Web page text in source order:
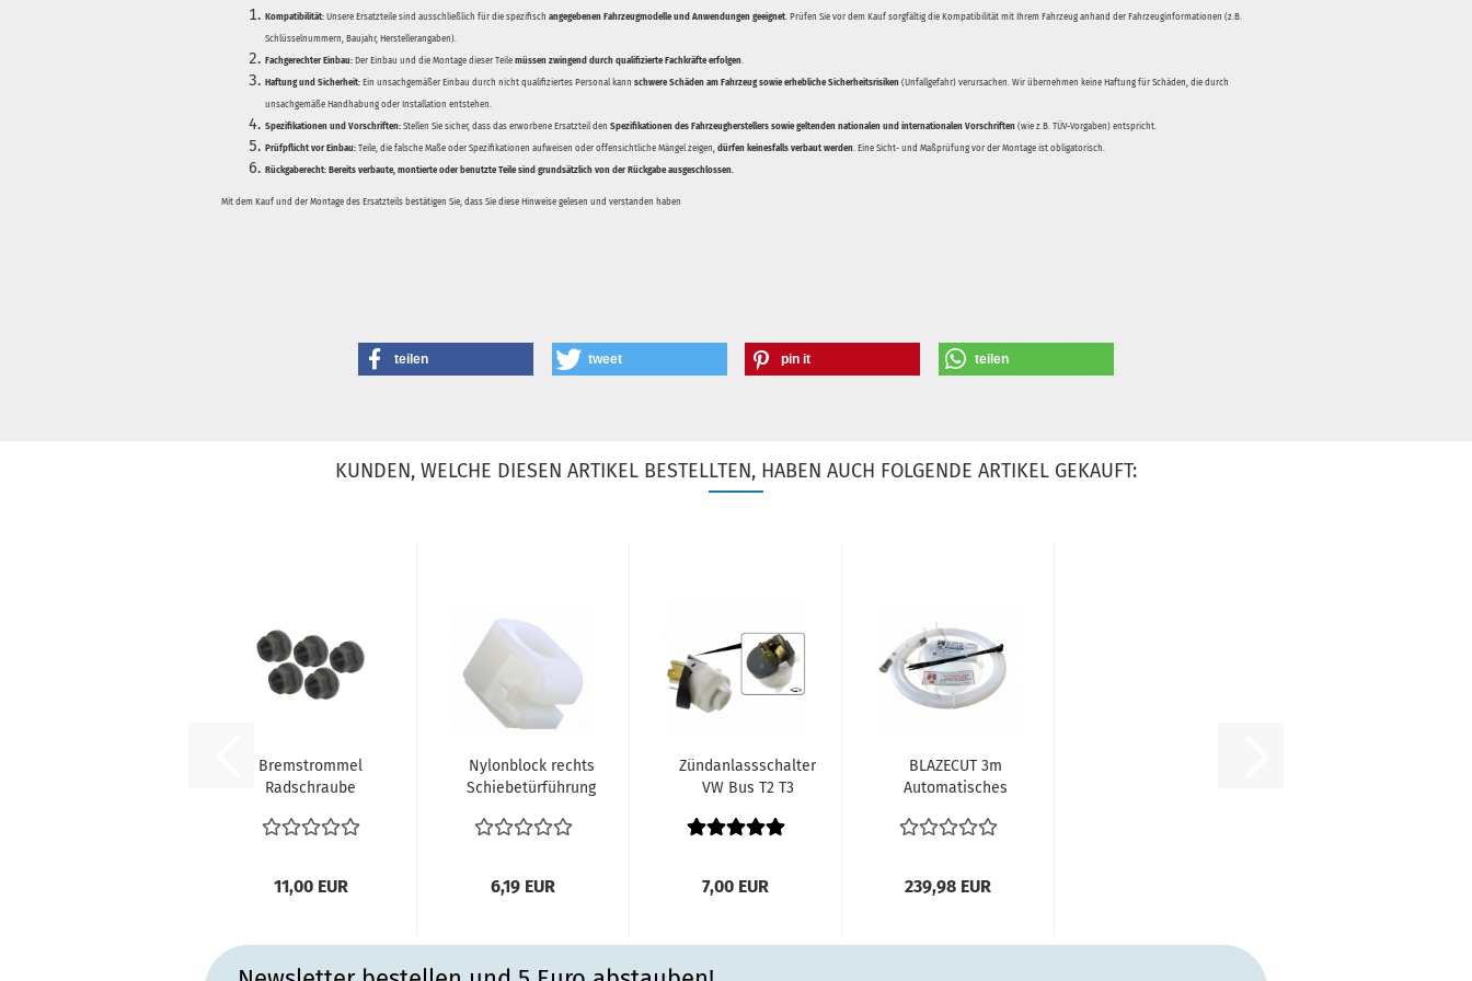
Kompatibilität: Unsere Ersatzteile sind ausschließlich für die spezifisch angegebenen Fahrzeugmodelle und Anwendungen geeignet. Prüfen Sie vor dem Kauf sorgfältig die Kompatibilität mit Ihrem Fahrzeug anhand der Fahrzeuginformationen (z.B.
Schlüsselnummern, Baujahr, Herstellerangaben).
Fachgerechter Einbau: Der Einbau und die Montage dieser Teile müssen zwingend durch qualifizierte Fachkräfte erfolgen.
Haftung und Sicherheit: Ein unsachgemäßer Einbau durch nicht qualifiziertes Personal kann schwere Schäden am Fahrzeug sowie erhebliche Sicherheitsrisiken (Unfallgefahr) verursachen. Wir übernehmen keine Haftung für Schäden, die durch
unsachgemäße Handhabung oder Installation entstehen.
Spezifikationen und Vorschriften: Stellen Sie sicher, dass das erworbene Ersatzteil den Spezifikationen des Fahrzeugherstellers sowie geltenden nationalen und internationalen Vorschriften (wie z.B. TÜV-Vorgaben) entspricht.
Prüfpflicht vor Einbau: Teile, die falsche Maße oder Spezifikationen aufweisen oder offensichtliche Mängel zeigen, dürfen keinesfalls verbaut werden. Eine Sicht- und Maßprüfung vor der Montage ist obligatorisch.
Rückgaberecht: Bereits verbaute, montierte oder benutzte Teile sind grundsätzlich von der Rückgabe ausgeschlossen.
Mit dem Kauf und der Montage des Ersatzteils bestätigen Sie, dass Sie diese Hinweise gelesen und verstanden haben
teilen tweet pin it teilen
KUNDEN, WELCHE DIESEN ARTIKEL BESTELLTEN, HABEN AUCH FOLGENDE ARTIKEL GEKAUFT:
Bremstrommel
Radschraube
Befestigung
11,00 EUR
Nylonblock rechts
Schiebetürführung
211843368...
6,19 EUR
Zündanlassschalter
VW Bus T2 T3
VW...
7,00 EUR
BLAZECUT 3m
Automatisches
Oldtimer...
239,98 EUR